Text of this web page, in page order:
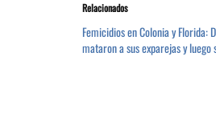
Relacionados
Femicidios en Colonia y Florida:
mataron a sus exparejas y luego